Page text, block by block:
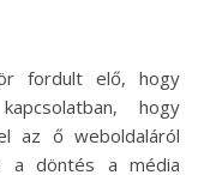
hogy
az ő weboldaláról
a döntés a média